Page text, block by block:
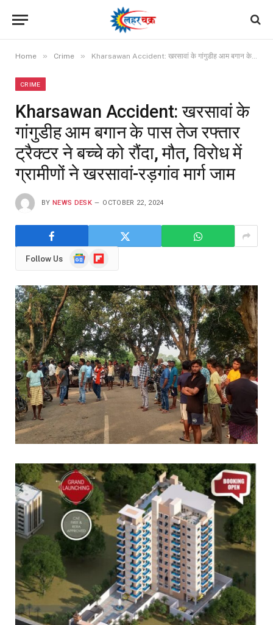
Home » Crime » Kharsawan Accident: खरसावां के गांगुडीह आम बगान के पास तेज रफ्तार ट्रैक्टर ने बच्चे को रौंदा, मौत, विरोध में ग्रामीणों ने खरसावां-रड़गांव मार्ग जाम
CRIME
Kharsawan Accident: खरसावां के
गांगुडीह आम बगान के पास तेज रफ्तार
ट्रैक्टर ने बच्चे को रौंदा, मौत, विरोध में
ग्रामीणों ने खरसावां-रड़गांव मार्ग जाम
BY NEWS DESK OCTOBER 22, 2024
Follow Us
GoogleFlipboard